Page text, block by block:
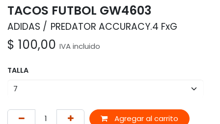
TACOS FUTBOL GW4603
ADIDAS PREDATOR ACCURACY.4 FxG
$ 100,00 IVA incluido
TALLA
Agregar al carrito